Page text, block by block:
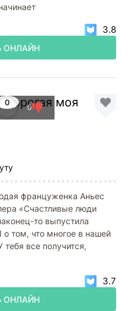
ОНЛАЙН
3.8
дорогая моя
0
0
француженка Аньес
«Счастливые люди
то выпустила
том, что многое в нашей
тебя все получится,
ОНЛАЙН
3.7